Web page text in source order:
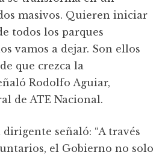
masivos. Quieren iniciar
todos los parques
vamos a dejar. Son ellos
que crezca la
Rodolfo Aguiar,
de ATE Nacional.
señaló: “A través
el Gobierno no solo